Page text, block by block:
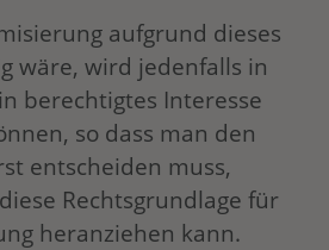
aufgrund dieses
wäre, wird jedenfalls in
berechtigtes Interesse
so dass man den
entscheiden muss,
Rechtsgrundlage für
heranziehen kann.